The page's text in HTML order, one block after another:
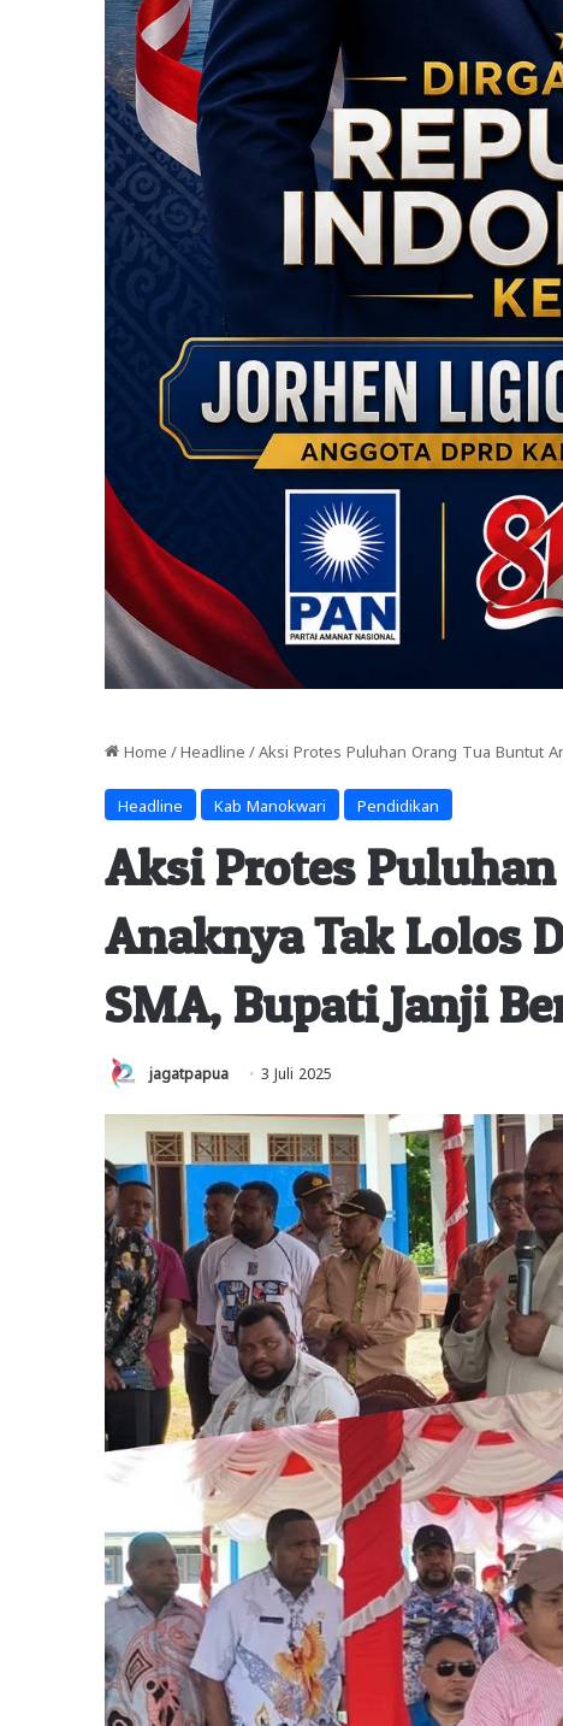
Home / Headline / Aksi Protes Puluhan Orang Tua Buntut
Headline Kab Manokwari Pendidikan
Aksi Protes
Anaknya Tak Lolos
SMA, Bupati Janji
jagatpapua 3 Juli 2025